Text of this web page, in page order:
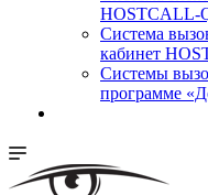
HOSTCALL-
Cистема
кабинет
Системы
программе